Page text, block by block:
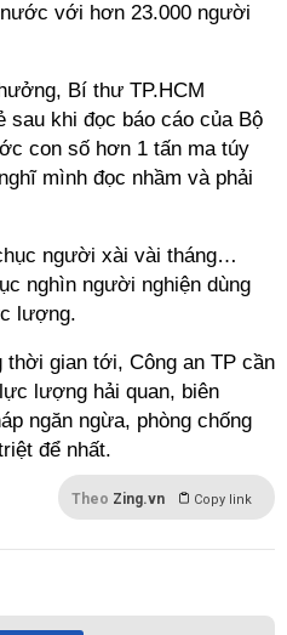
với hơn 23.000 người
Bí thư TP.HCM
sau khi đọc báo cáo của Bộ
con số hơn 1 tấn ma túy
mình đọc nhầm và phải
người xài vài tháng…
nghìn người nghiện dùng
lượng.
thời gian tới, Công an TP cần
lượng hải quan, biên
ngăn ngừa, phòng chống
để nhất.
Theo Zing.vn Copy link